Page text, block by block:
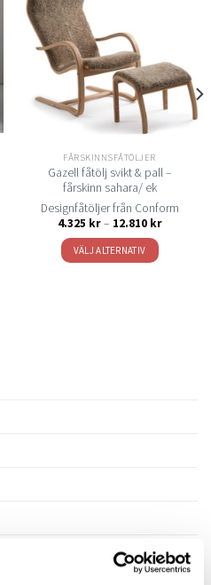
FÅRSKINNSFÅTÖLJER
Gazell fåtölj svikt & pall –
fårskinn sahara/ ek
Designfåtöljer från Conform
4.325 kr – 12.810 kr
VÄLJ ALTERNATIV